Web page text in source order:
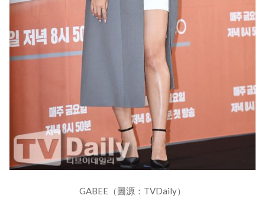
GABEE（圖源：TVDaily）